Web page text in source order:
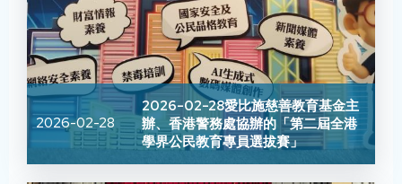
2026-02-28
2026-02-28愛比施慈善教育基金主
辦、香港警務處協辦的「第二屆全港
學界公民教育專員選拔賽」